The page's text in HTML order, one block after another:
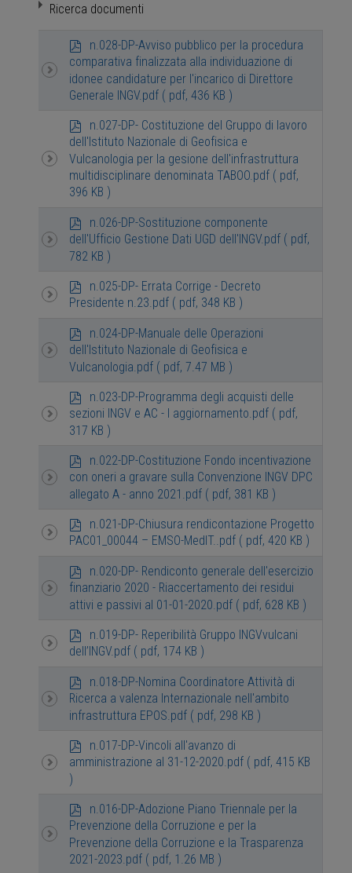
Ricerca documenti
d
f
n.028-DP-Avviso pubblico per la procedura
comparativa finalizzata alla individuazione di
idonee candidature per l'incarico di Direttore
Generale INGV.pdf ( pdf, 436 KB )
d
f
n.027-DP- Costituzione del Gruppo di lavoro
dell'Istituto Nazionale di Geofisica e
Vulcanologia per la gesione dell'infrastruttura
multidisciplinare denominata TABOO.pdf ( pdf,
396 KB )
d
f
n.026-DP-Sostituzione componente
dell'Ufficio Gestione Dati UGD dell'INGV.pdf ( pdf,
782 KB )
d
n.025-DP- Errata Corrige - Decreto
Presidente n.23.pdf ( pdf, 348 KB )
d
f
n.024-DP-Manuale delle Operazioni
dell'Istituto Nazionale di Geofisica e
Vulcanologia.pdf ( pdf, 7.47 MB )
d
f
n.023-DP-Programma degli acquisti delle
sezioni INGV e AC - I aggiornamento.pdf ( pdf,
317 KB )
d
f
n.022-DP-Costituzione Fondo incentivazione
con oneri a gravare sulla Convenzione INGV DPC
allegato A - anno 2021.pdf ( pdf, 381 KB )
d
n.021-DP-Chiusura rendicontazione Progetto
PAC01_00044 – EMSO-MedIT..pdf ( pdf, 420 KB )
d
f
n.020-DP- Rendiconto generale dell'esercizio
finanziario 2020 - Riaccertamento dei residui
attivi e passivi al 01-01-2020.pdf ( pdf, 628 KB )
d
n.019-DP- Reperibilità Gruppo INGVvulcani
dell’INGV.pdf ( pdf, 174 KB )
d
f
n.018-DP-Nomina Coordinatore Attività di
Ricerca a valenza Internazionale nell'ambito
infrastruttura EPOS.pdf ( pdf, 298 KB )
d
n.017-DP-Vincoli all'avanzo di
amministrazione al 31-12-2020.pdf ( pdf, 415 KB
)
d
f
n.016-DP-Adozione Piano Triennale per la
Prevenzione della Corruzione e per la
Prevenzione della Corruzione e la Trasparenza
2021-2023.pdf ( pdf, 1.26 MB )